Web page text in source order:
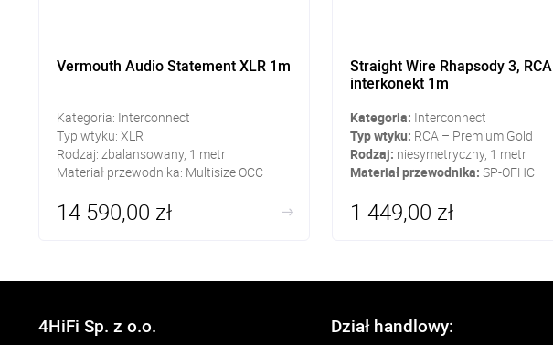
Vermouth Audio Statement XLR 1m
Kategoria: Interconnect
Typ wtyku: XLR
Rodzaj: zbalansowany, 1 metr
Materiał przewodnika: Multisize OCC
rectangular OCC Copper
14 590,00 zł
Straight Wire Rhapsody 3, RCA
interkonekt 1m
Kategoria: Interconnect
Typ wtyku: RCA – Premium Gold
Rodzaj: niesymetryczny, 1 metr
Materiał przewodnika: SP-OFHC
1 449,00 zł
4HiFi Sp. z o.o. Dział handlowy: